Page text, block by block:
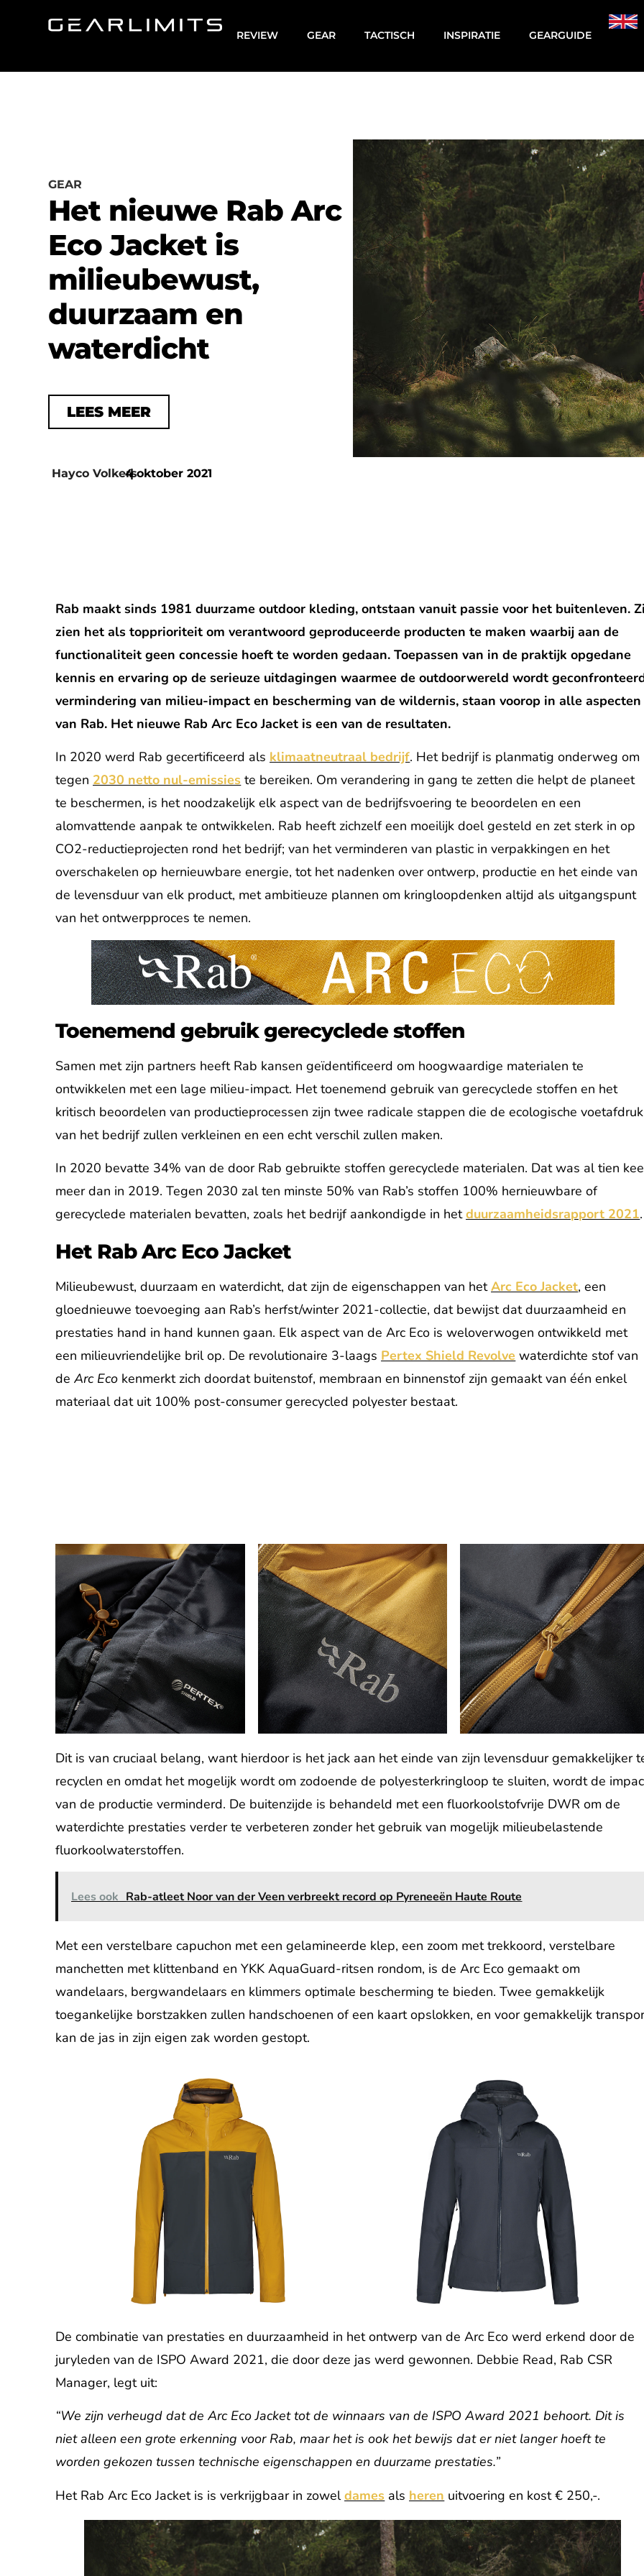
REVIEW GEAR TACTISCH INSPIRATIE GEARGUIDE
GEAR
Het nieuwe Rab Arc
Eco Jacket is
milieubewust,
duurzaam en
waterdicht
LEES MEER
Hayco Volkers
|
4 oktober 2021
Rab maakt sinds 1981 duurzame outdoor kleding, ontstaan vanuit passie voor het buitenleven.
zien het als topprioriteit om verantwoord geproduceerde producten te maken waarbij aan de
functionaliteit geen concessie hoeft te worden gedaan. Toepassen van in de praktijk opgedane
kennis en ervaring op de serieuze uitdagingen waarmee de outdoorwereld wordt
vermindering van milieu-impact en bescherming van de wildernis, staan voorop in alle aspecten
van Rab. Het nieuwe Rab Arc Eco Jacket is een van de resultaten.
In 2020 werd Rab gecertificeerd als klimaatneutraal bedrijf. Het bedrijf is planmatig onderweg om
tegen 2030 netto nul-emissies te bereiken. Om verandering in gang te zetten die helpt de planeet
te beschermen, is het noodzakelijk elk aspect van de bedrijfsvoering te beoordelen en een ​​
alomvattende aanpak te ontwikkelen. Rab heeft zichzelf een moeilijk doel gesteld en zet sterk in op
CO2-reductieprojecten rond het bedrijf; van het verminderen van plastic in verpakkingen en het
overschakelen op hernieuwbare energie, tot het nadenken over ontwerp, productie en het einde van
de levensduur van elk product, met ambitieuze plannen om kringloopdenken altijd als uitgangspunt
van het ontwerpproces te nemen.
Toenemend gebruik gerecyclede stoffen
Samen met zijn partners heeft Rab kansen geïdentificeerd om hoogwaardige materialen te
ontwikkelen met een lage milieu-impact. Het toenemend gebruik van gerecyclede stoffen en het
kritisch beoordelen van productieprocessen zijn twee radicale stappen die de ecologische voetafdruk
van het bedrijf zullen verkleinen en een echt verschil zullen maken.
In 2020 bevatte 34% van de door Rab gebruikte stoffen gerecyclede materialen. Dat was al tien
meer dan in 2019. Tegen 2030 zal ten minste 50% van Rab’s stoffen 100% hernieuwbare of
gerecyclede materialen bevatten, zoals het bedrijf aankondigde in hetduurzaamheidsrapport 2021.
Het Rab Arc Eco Jacket
Milieubewust, duurzaam en waterdicht, dat zijn de eigenschappen van hetArc Eco Jacket, een
gloednieuwe toevoeging aan Rab’s herfst/winter 2021-collectie, dat bewijst dat duurzaamheid en
prestaties hand in hand kunnen gaan. Elk aspect van de Arc Eco is weloverwogen ontwikkeld met
een milieuvriendelijke bril op. De revolutionaire 3-laags Pertex Shield Revolve waterdichte stof van
deArc Eco kenmerkt zich doordat buitenstof, membraan en binnenstof zijn gemaakt van één enkel
materiaal dat uit 100% post-consumer gerecycled polyester bestaat.
Dit is van cruciaal belang, want hierdoor is het jack aan het einde van zijn levensduur gemakkelijker
recyclen en omdat het mogelijk wordt om zodoende de polyesterkringloop te sluiten, wordt de
van de productie verminderd. De buitenzijde is behandeld met een fluorkoolstofvrije DWR om de
waterdichte prestaties verder te verbeteren zonder het gebruik van mogelijk milieubelastende
fluorkoolwaterstoffen.
Lees ook Rab-atleet Noor van der Veen verbreekt record op Pyreneeën Haute Route
Met een verstelbare capuchon met een gelamineerde klep, een zoom met trekkoord, verstelbare
manchetten met klittenband en YKK AquaGuard-ritsen rondom, is de Arc Eco gemaakt om
wandelaars, bergwandelaars en klimmers optimale bescherming te bieden. Twee gemakkelijk
toegankelijke borstzakken zullen handschoenen of een kaart opslokken, en voor gemakkelijk
kan de jas in zijn eigen zak worden gestopt.
De combinatie van prestaties en duurzaamheid in het ontwerp van de Arc Eco werd erkend door de
juryleden van de ISPO Award 2021, die door deze jas werd gewonnen. Debbie Read, Rab CSR
Manager, legt uit:
“We zijn verheugd dat de Arc Eco Jacket tot de winnaars van de ISPO Award 2021 behoort. Dit is
niet alleen een grote erkenning voor Rab, maar het is ook het bewijs dat er niet langer hoeft te
worden gekozen tussen technische eigenschappen en duurzame prestaties.”
Het Rab Arc Eco Jacket is is verkrijgbaar in zoweldames als heren uitvoering en kost € 250,-.